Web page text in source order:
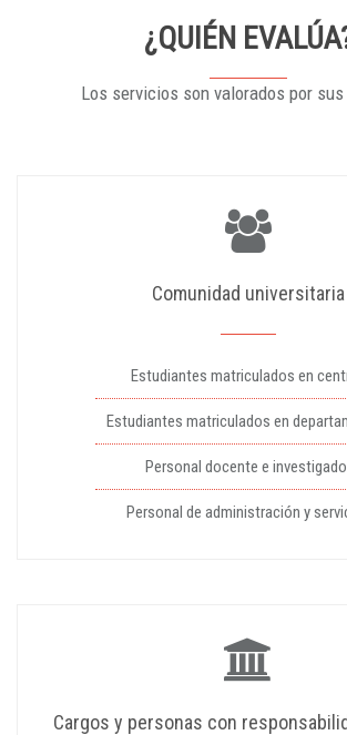
¿QUIÉN
Los servicios son valorados por
Comunidad universitaria
Estudiantes matriculados en
Estudiantes matriculados en
Personal docente e
Personal de administración y
Cargos y personas con